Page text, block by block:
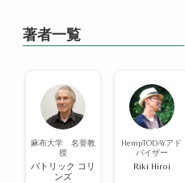
著者一覧
麻布大学 名誉教
授
パトリック コリ
ンズ
HempTODAYアド
バイザー
Riki Hiroi